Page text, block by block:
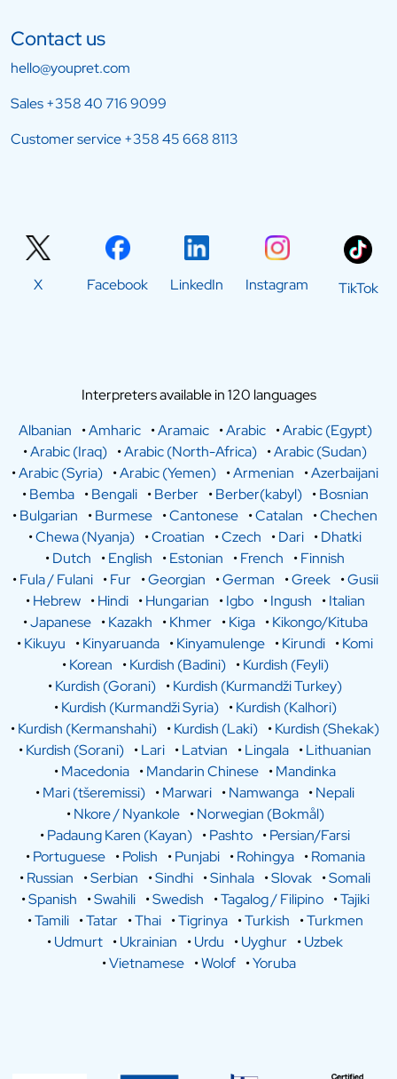
Contact us
hello@youpret.com
Sales+358 40 716 9099
Customer service+358 45 668 8113
X Facebook LinkedIn Instagram TikTok
Interpreters available in 120 languages
Albanian
•Amharic •Aramaic •Arabic •Arabic (Egypt)
•Arabic (Iraq) •Arabic (North-Africa) •Arabic (Sudan)
•Arabic (Syria) •Arabic (Yemen) •Armenian •Azerbaijani
•Bemba •Bengali •Berber •Berber(kabyl) •Bosnian
•Bulgarian •Burmese •Cantonese •Catalan •Chechen
•Chewa (Nyanja) •Croatian •Czech •Dari •Dhatki
•Dutch •English •Estonian •French •Finnish
•Fula / Fulani •Fur •Georgian •German •Greek •Gusii
•Hebrew •Hindi •Hungarian •Igbo •Ingush •Italian
•Japanese •Kazakh •Khmer •Kiga •Kikongo/Kituba
•Kikuyu •Kinyaruanda •Kinyamulenge •Kirundi •Komi
•Korean •Kurdish (Badini) •Kurdish (Feyli)
•Kurdish (Gorani) •Kurdish (Kurmandži Turkey)
•Kurdish (Kurmandži Syria) •Kurdish (Kalhori)
•Kurdish (Kermanshahi) •Kurdish (Laki) •Kurdish (Shekak)
•Kurdish (Sorani) •Lari •Latvian •Lingala •Lithuanian
•Macedonia •Mandarin Chinese •Mandinka
•Mari (tšeremissi) •Marwari •Namwanga •Nepali
•Nkore / Nyankole •Norwegian (Bokmål)
•Padaung Karen (Kayan) •Pashto •Persian/Farsi
•Portuguese •Polish •Punjabi •Rohingya •Romania
•Russian •Serbian •Sindhi •Sinhala •Slovak •Somali
•Spanish •Swahili •Swedish •Tagalog / Filipino •Tajiki
•Tamili •Tatar •Thai •Tigrinya •Turkish •Turkmen
•Udmurt •Ukrainian •Urdu •Uyghur •Uzbek
•Vietnamese •Wolof •Yoruba